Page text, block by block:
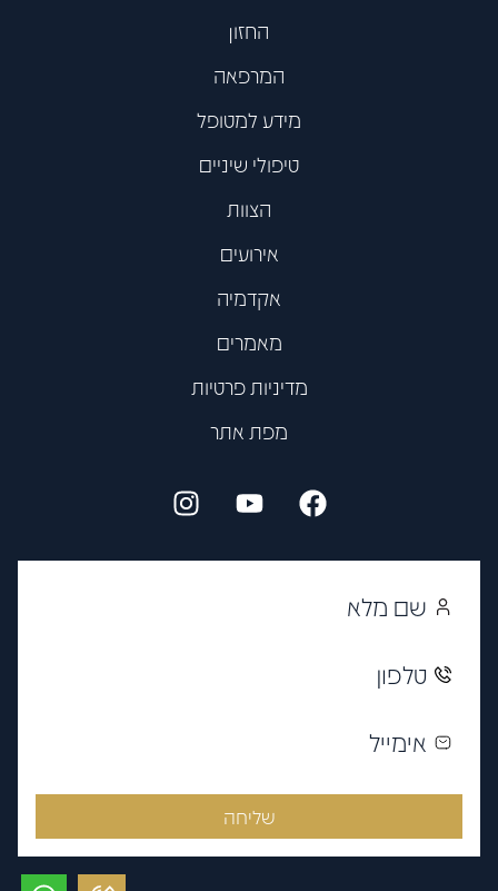
החזון
המרפאה
מידע למטופל
טיפולי שיניים
הצוות
אירועים
אקדמיה
מאמרים
מדיניות פרטיות
מפת אתר
שליחה